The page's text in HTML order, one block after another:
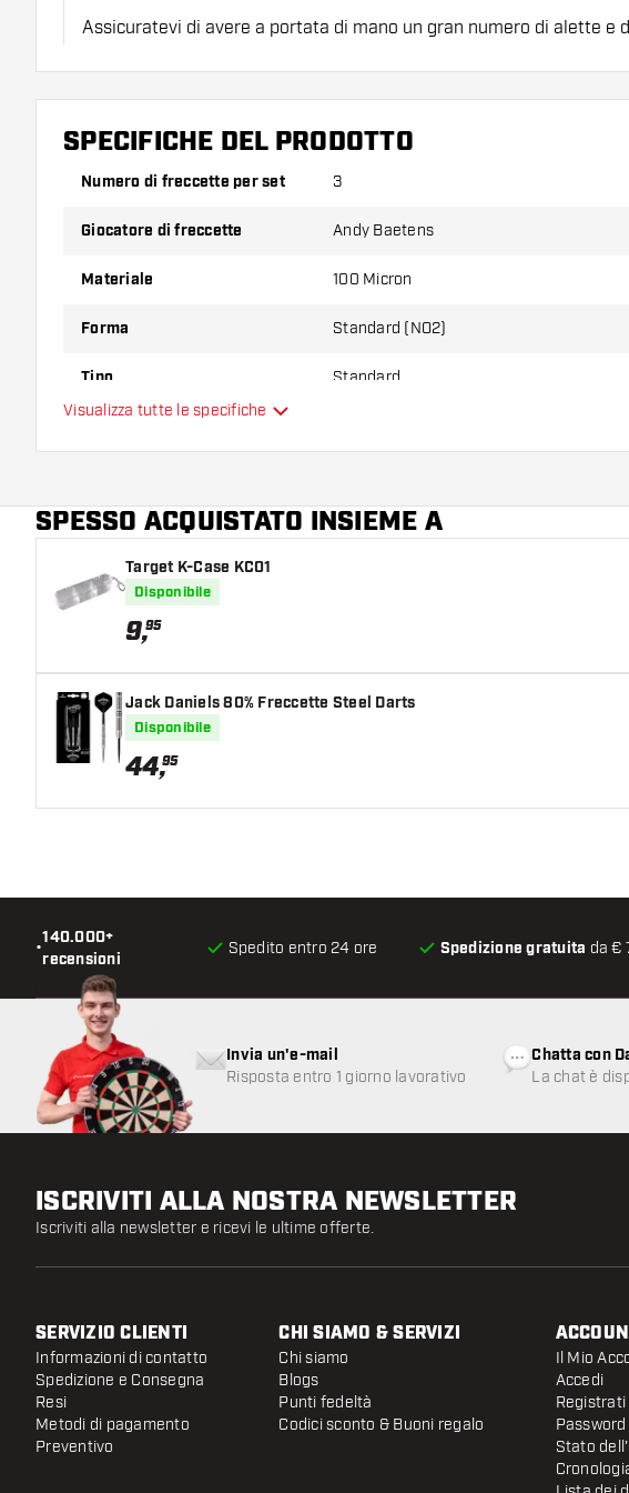
Assicuratevi di avere a portata di mano un gran numero di alette e
scoprire quale variante vi si addice di più!
SPECIFICHE DEL PRODOTTO
Numero di freccette per set 3
Giocatore di freccette Andy Baetens
Materiale 100 Micron
Forma Standard (NO2)
Tipo Standard
Colore principale
Visualizza tutte le specifiche
SPESSO ACQUISTATO INSIEME A
Target K-Case KC01
Disponibile
9,95
Jack Daniels 80% Freccette Steel Darts
Disponibile
44,95
•
140.000+
recensioni
Spedito entro 24 ore Spedizione gratuita da €
Invia un'e-mail
Risposta entro 1 giorno lavorativo
Chatta con
La chat è
ISCRIVITI ALLA NOSTRA NEWSLETTER
Iscriviti alla newsletter e ricevi le ultime offerte.
SERVIZIO CLIENTI
Informazioni di contatto
Spedizione e Consegna
Resi
Metodi di pagamento
Preventivo
CHI SIAMO & SERVIZI
Chi siamo
Blogs
Punti fedeltà
Codici sconto & Buoni regalo
Il Mio
Accedi
Registrati
Stato